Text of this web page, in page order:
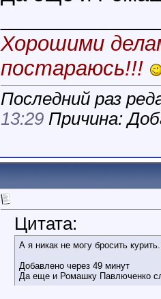
Хорошими
постараюсь!!!
Последний раз
13:29 Причина:
Цитата:
А я никак не могу бросить
Добавлено через 49 минут
Да еще и Ромашку Павлюченко